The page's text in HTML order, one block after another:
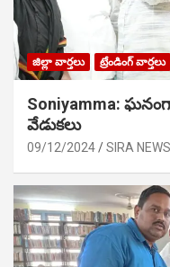
జిల్లా వార్తలు ట్రేండింగ్ వార్తలు
Soniyamma:
వేడుక‌లు
09/12/2024 SIRA NEWS